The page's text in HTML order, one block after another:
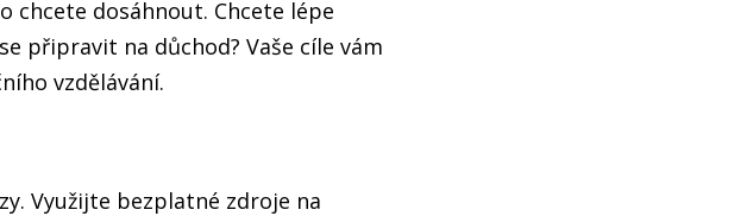
chcete dosáhnout. Chcete lépe
připravit na důchod? Vaše cíle vám
vzdělávání.
Využijte bezplatné zdroje na